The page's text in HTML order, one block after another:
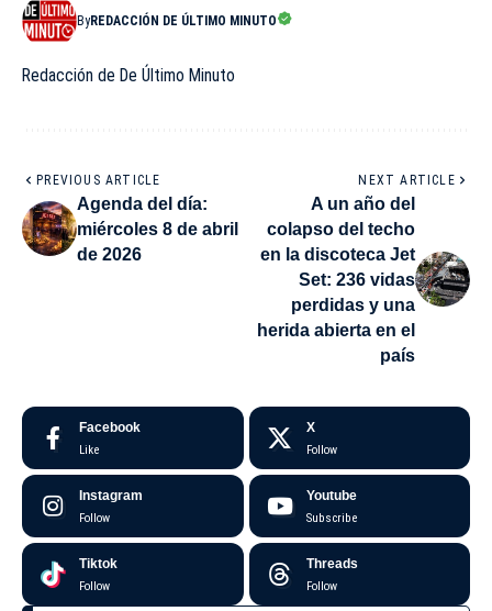
ByREDACCIÓN DE ÚLTIMO MINUTO
Redacción de De Último Minuto
PREVIOUS ARTICLE
Agenda del día:
miércoles 8 de abril
de 2026
NEXT ARTICLE
A un año del
colapso del techo
en la discoteca Jet
Set: 236 vidas
perdidas y una
herida abierta en el
país
Facebook
Like
X
Follow
Instagram
Follow
Youtube
Subscribe
Tiktok
Follow
Threads
Follow